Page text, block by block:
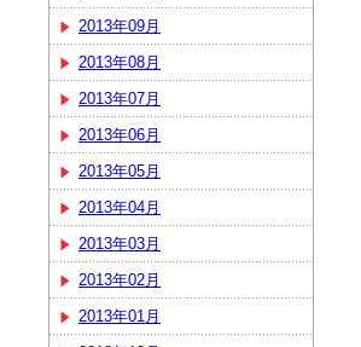
2013年09月
2013年08月
2013年07月
2013年06月
2013年05月
2013年04月
2013年03月
2013年02月
2013年01月